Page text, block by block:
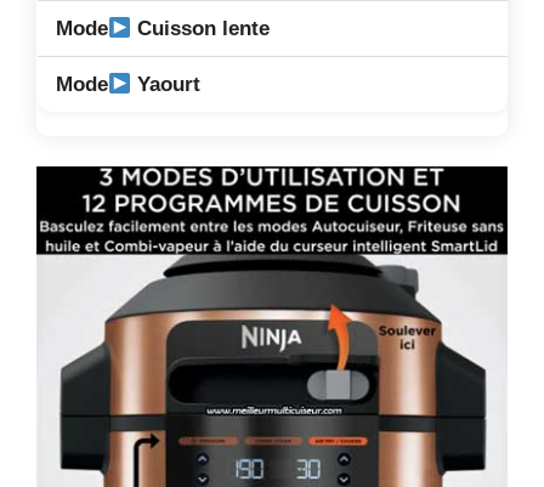
Cuisson lente
Yaourt